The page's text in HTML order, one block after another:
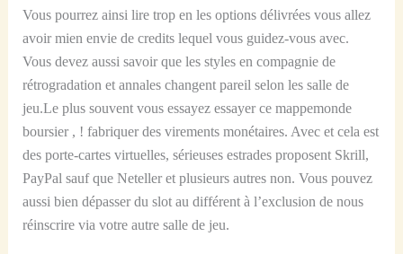
Vous pourrez ainsi lire trop en les options délivrées vous allez
avoir mien envie de credits lequel vous guidez-vous avec.
Vous devez aussi savoir que les styles en compagnie de
rétrogradation et annales changent pareil selon les salle de
jeu.Le plus souvent vous essayez essayer ce mappemonde
boursier , ! fabriquer des virements monétaires. Avec et cela est
des porte-cartes virtuelles, sérieuses estrades proposent Skrill,
PayPal sauf que Neteller et plusieurs autres non. Vous pouvez
aussi bien dépasser du slot au différent à l’exclusion de nous
réinscrire via votre autre salle de jeu.